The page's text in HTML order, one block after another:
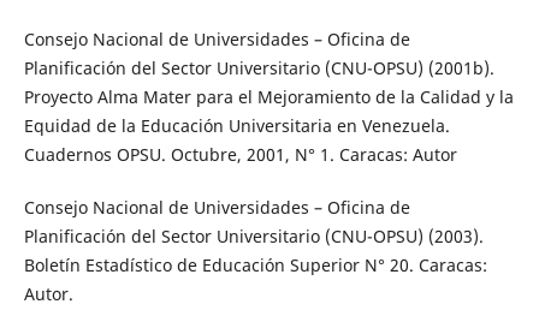
Consejo Nacional de Universidades – Oficina de
Planificación del Sector Universitario (CNU-OPSU) (2001b).
Proyecto Alma Mater para el Mejoramiento de la Calidad y la
Equidad de la Educación Universitaria en Venezuela.
Cuadernos OPSU. Octubre, 2001, N° 1. Caracas: Autor
Consejo Nacional de Universidades – Oficina de
Planificación del Sector Universitario (CNU-OPSU) (2003).
Boletín Estadístico de Educación Superior N° 20. Caracas:
Autor.